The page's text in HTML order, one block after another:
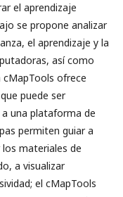
el aprendizaje
se propone analizar
el aprendizaje y la
así como
ofrece
puede ser
una plataforma de
permiten guiar a
materiales de
a visualizar
el cMapTools